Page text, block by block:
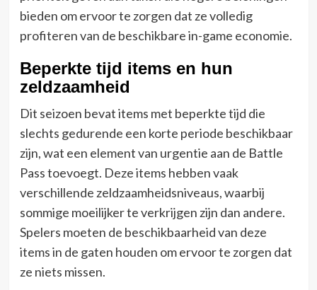
bieden om ervoor te zorgen dat ze volledig
profiteren van de beschikbare in-game economie.
Beperkte tijd items en hun
zeldzaamheid
Dit seizoen bevat items met beperkte tijd die
slechts gedurende een korte periode beschikbaar
zijn, wat een element van urgentie aan de Battle
Pass toevoegt. Deze items hebben vaak
verschillende zeldzaamheidsniveaus, waarbij
sommige moeilijker te verkrijgen zijn dan andere.
Spelers moeten de beschikbaarheid van deze
items in de gaten houden om ervoor te zorgen dat
ze niets missen.